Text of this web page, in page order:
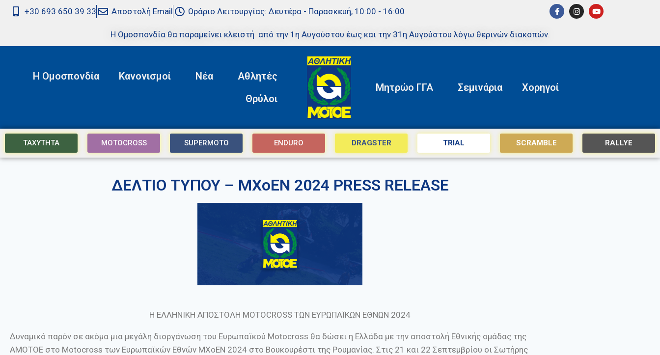
+30 693 650 39 33 Αποστολή Email Ωράριο Λειτουργίας: Δευτέρα - Παρασκευή, 10:00 - 16:00
Η Ομοσπονδία θα παραμείνει κλειστή από την 1η Αυγούστου έως και την 31η Αυγούστου λόγω θερινών διακοπών.
Η Ομοσπονδία Κανονισμοί Νέα
Αθλητές
Θρύλοι
Μητρώο ΓΓΑ Σεμινάρια Χορηγοί
ΤΑΧΥΤΗΤΑ MOTOCROSS SUPERMOTO ENDURO DRAGSTER TRIAL SCRAMBLE RALLYE
ΔΕΛΤΙΟ ΤΥΠΟΥ – MXoEN 2024 PRESS RELEASE
Η ΕΛΛΗΝΙΚΗ ΑΠΟΣΤΟΛΗ MOTOCROSS ΤΩΝ ΕΥΡΩΠΑΪΚΩΝ ΕΘΝΩΝ 2024
Δυναμικό παρόν σε ακόμα μια μεγάλη διοργάνωση του Ευρωπαϊκού Motocross θα δώσει η Ελλάδα με την αποστολή Εθνικής ομάδας της
ΑΜΟΤΟΕ στο Motocross των Ευρωπαϊκών Εθνών MXoEN 2024 στο Βουκουρέστι της Ρουμανίας. Στις 21 και 22 Σεπτεμβρίου οι Σωτήρης